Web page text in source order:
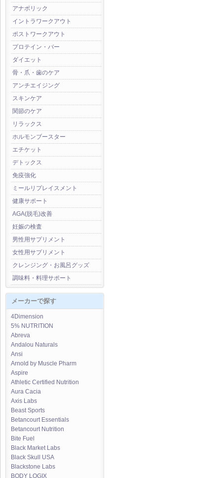
アナボリック
イントラワークアウト
ポストワークアウト
プロテイン・バー
ダイエット
骨・爪・歯のケア
アンチエイジング
スキンケア
関節のケア
リラックス
ホルモンブースター
エチケット
デトックス
免疫強化
ミールリプレイスメント
健康サポート
AGA(脱毛)改善
妊娠の検査
男性用サプリメント
女性用サプリメント
クレンジング・お風呂グッズ
調味料・料理サポート
メーカーで探す
4Dimension
5% NUTRITION
Abreva
Andalou Naturals
Ansi
Arnold by Muscle Pharm
Aspire
Athletic Certified Nutrition
Aura Cacia
Axis Labs
Beast Sports
Betancourt Essentials
Betancourt Nutrition
Bite Fuel
Black Market Labs
Black Skull USA
Blackstone Labs
BODY LOGIX